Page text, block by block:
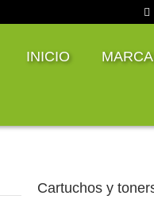
INICIO
Cartuchos y